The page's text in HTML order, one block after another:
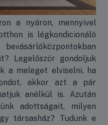
a nyáron, mennyivel
is légkondicionáló
Legelőször gondoljuk
a meleget elviselni, ha
akkor azt a pár
anélkül is. Azután
adottságait, milyen
társasház? Tudunk e